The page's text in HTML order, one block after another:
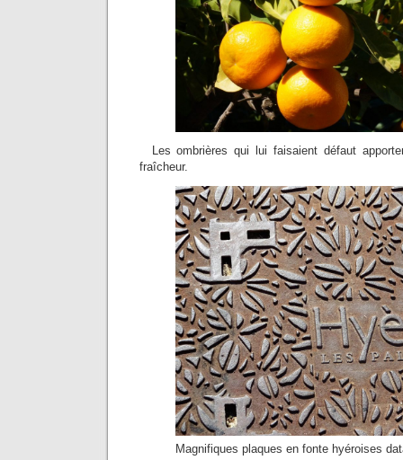
Les ombrières qui lui faisaient défaut
fraîcheur.
Magnifiques plaques en fonte hyéroises